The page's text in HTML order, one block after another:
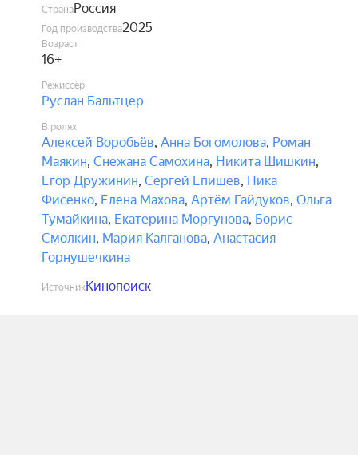
СтранаРоссия
Год производства2025
Возраст
16+
Режиссёр
Руслан Бальтцер
В ролях
Алексей Воробьёв, Анна Богомолова, Роман
Маякин, Снежана Самохина, Никита Шишкин,
Егор Дружинин, Сергей Епишев, Ника
Фисенко, Елена Махова, Артём Гайдуков, Ольга
Тумайкина, Екатерина Моргунова, Борис
Смолкин, Мария Калганова, Анастасия
Горнушечкина
ИсточникКинопоиск